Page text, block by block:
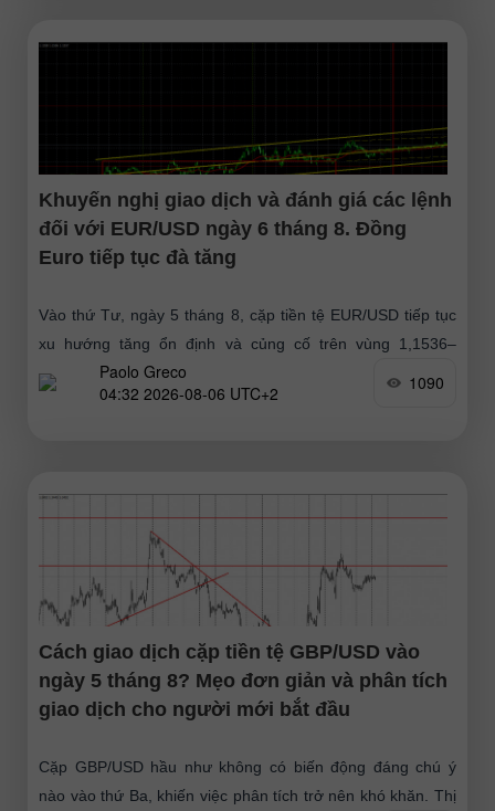
Khuyến nghị giao dịch và đánh giá các lệnh
đối với EUR/USD ngày 6 tháng 8. Đồng
Euro tiếp tục đà tăng
Vào thứ Tư, ngày 5 tháng 8, cặp tiền tệ EUR/USD tiếp tục
xu hướng tăng ổn định và củng cố trên vùng 1,1536–
1,1542. Như đã dự đoán, đà tăng
Paolo Greco
04:32 2026-08-06 UTC+2
1090
Cách giao dịch cặp tiền tệ GBP/USD vào
ngày 5 tháng 8? Mẹo đơn giản và phân tích
giao dịch cho người mới bắt đầu
Cặp GBP/USD hầu như không có biến động đáng chú ý
nào vào thứ Ba, khiến việc phân tích trở nên khó khăn. Thị